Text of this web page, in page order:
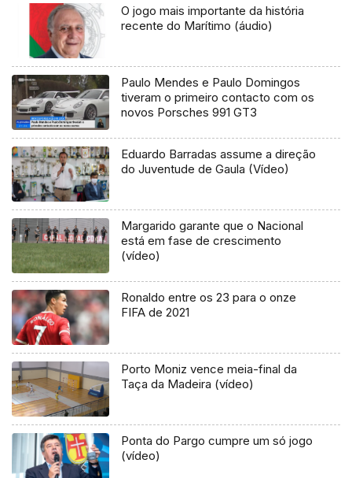
O jogo mais importante da história
recente do Marítimo (áudio)
Paulo Mendes e Paulo Domingos
tiveram o primeiro contacto com os
novos Porsches 991 GT3
Eduardo Barradas assume a direção
do Juventude de Gaula (Vídeo)
Margarido garante que o Nacional
está em fase de crescimento
(vídeo)
Ronaldo entre os 23 para o onze
FIFA de 2021
Porto Moniz vence meia-final da
Taça da Madeira (vídeo)
Ponta do Pargo cumpre um só jogo
(vídeo)